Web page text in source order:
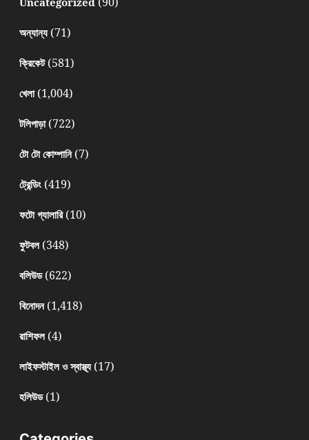
অন্যান্য(71)
ক্রিকেট(581)
খেলা(1,004)
টলিপাড়া(722)
টো টো কোম্পানি(7)
ট্রেন্ডিং(419)
ফটো গ্যালারি(10)
ফুটবল(348)
বলিউড(622)
বিনোদন(1,418)
রাশিফল(4)
লাইফস্টাইল ও স্বাস্থ্য(17)
হলিউড(1)